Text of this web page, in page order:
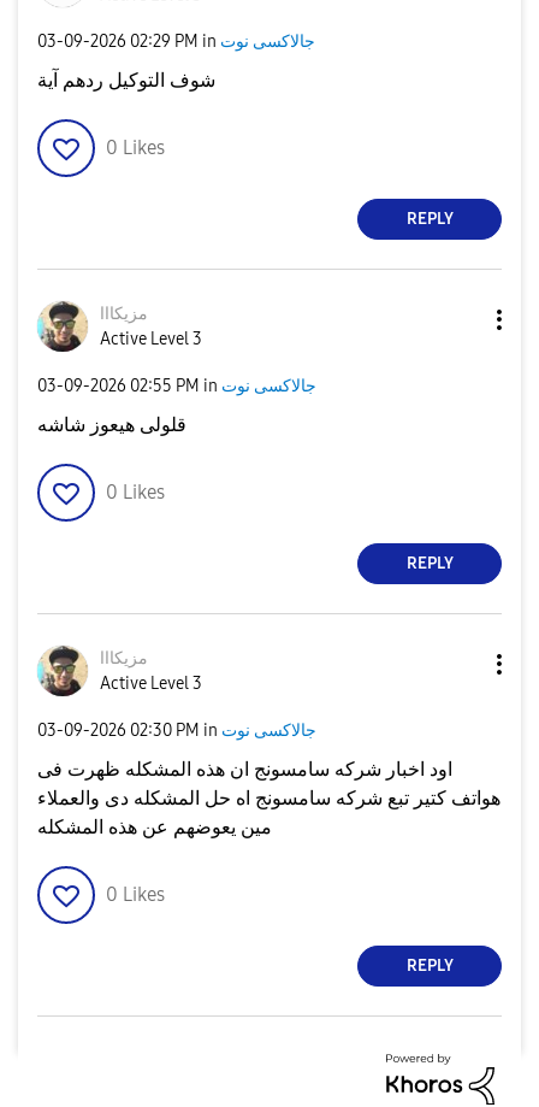
‎03-09-2026 02:29 PM in جالاكسى نوت
شوف التوكيل ردهم آية
0 Likes
REPLY
مزيكااا
Active Level 3
‎03-09-2026 02:55 PM in جالاكسى نوت
قلولى هيعوز شاشه
0 Likes
REPLY
مزيكااا
Active Level 3
‎03-09-2026 02:30 PM in جالاكسى نوت
اود اخبار شركه سامسونج ان هذه المشكله ظهرت فى
هواتف كتير تبع شركه سامسونج اه حل المشكله دى والعملاء
مين يعوضهم عن هذه المشكله
0 Likes
REPLY